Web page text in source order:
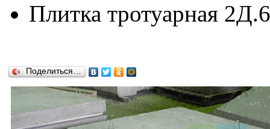
Плитка тротуарная
Поделиться…